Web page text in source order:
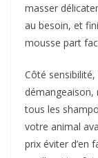
masser
au besoin, et
mousse part
Côté sensibilité,
tous les
votre animal
prix éviter d’en